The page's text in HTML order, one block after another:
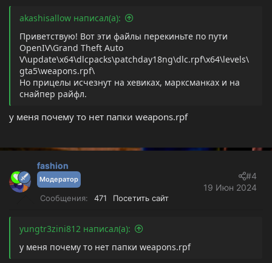
akashisallow написал(а):
Приветствую! Вот эти файлы перекиньте по пути
OpenIV\Grand Theft Auto
V\update\x64\dlcpacks\patchday18ng\dlc.rpf\x64\levels\
gta5\weapons.rpf\
Но прицелы исчезнут на хевиках, марксманках и на
снайпер райфл.
у меня почему то нет папки weapons.rpf
fashion
Модератор
Сообщения 471 Посетить сайт
19 Июн 2024
#4
yungtr3zini812 написал(а):
у меня почему то нет папки weapons.rpf